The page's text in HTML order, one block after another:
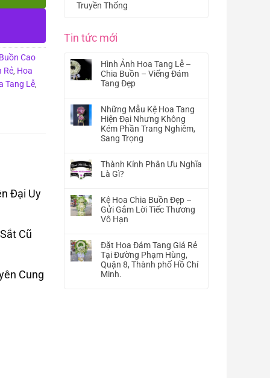
Truyền Thống
Tin tức mới
Hình Ảnh Hoa Tang Lễ –
Chia Buồn – Viếng Đám
Tang Đẹp
có
bình
luận
ở
Hình
Hoa
Tang
Chia
Buồn
–
Đám
Tang
Đẹp
Những Mẫu Kệ Hoa Tang
Hiện Đại Nhưng Không
Kém Phần Trang Nghiêm,
Sang Trọng
có
bình
luận
Những
Mẫu
Kệ
Hiện
Đại
Nhưng
Không
Thành Kính Phân Ưu Nghĩa
Là Gì?
có
bình
luận
ở
Kính
Phân
Ưu
Nghĩa
Kệ Hoa Chia Buồn Đẹp –
Gửi Gắm Lời Tiếc Thương
Vô Hạn
có
bình
luận
ở
Kệ
Đặt Hoa Đám Tang Giá Rẻ
Tại Đường Phạm Hùng,
Quận 8, Thành phố Hồ Chí
Minh.
Cao
Rẻ, Hoa
Tang Lễ,
Đại Uy
Cũ
Cung